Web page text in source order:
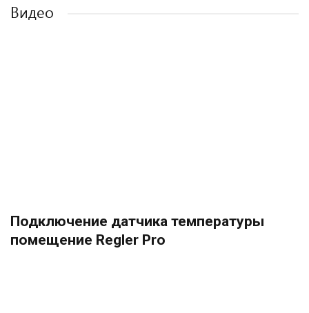
Видео
Подключение датчика температуры
помещение Regler Pro